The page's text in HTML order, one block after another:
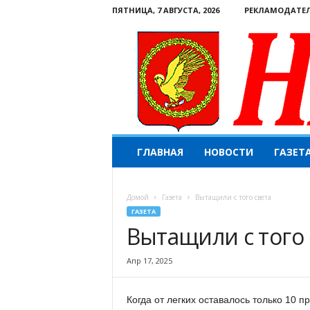
ПЯТНИЦА, 7 АВГУСТА, 2026
ш
ГЛАВНАЯ НОВОСТИ
Домой Газета Вытащили с того света
ГАЗЕТА
Вытащили с того
Апр 17, 2025
Когда от легких оставалось только 10